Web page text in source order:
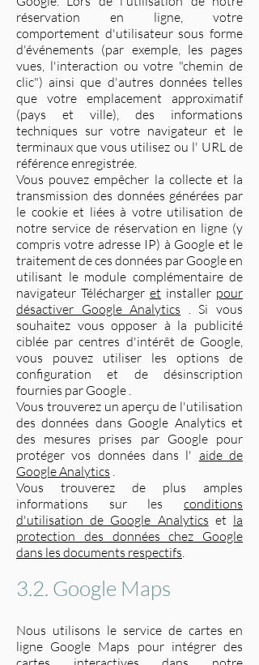
réservation en ligne, votre
comportement d'utilisateur sous forme
d'événements (par exemple, les pages
vues, l'interaction ou votre "chemin de
clic") ainsi que d'autres données telles
que votre emplacement approximatif
(pays et ville), des informations
techniques sur votre navigateur et le
terminaux que vous utilisez ou l' URL de
référence enregistrée.
Vous pouvez empêcher la collecte et la
transmission des données générées par
le cookie et liées à votre utilisation de
notre service de réservation en ligne (y
compris votre adresse IP) à Google et le
traitement de ces données par Google en
utilisant le module complémentaire de
navigateur Télécharger et installer pour
désactiver Google Analytics . Si vous
souhaitez vous opposer à la publicité
ciblée par centres d'intérêt de Google,
vous pouvez utiliser les options de
configuration et de désinscription
fournies par Google .
Vous trouverez un aperçu de l'utilisation
des données dans Google Analytics et
des mesures prises par Google pour
protéger vos données dans l' aide de
Google Analytics .
Vous trouverez de plus amples
informations sur les conditions
d'utilisation de Google Analytics et la
protection des données chez Google
dans les documents respectifs.
3.2. Google Maps
Nous utilisons le service de cartes en
ligne Google Maps pour intégrer des